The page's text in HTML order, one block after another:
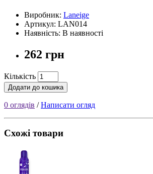
Виробник: Laneige
Артикул: LAN014
Наявність: В наявності
262 грн
Кількість
Додати до кошика
0 оглядів /Написати огляд
Схожі товари